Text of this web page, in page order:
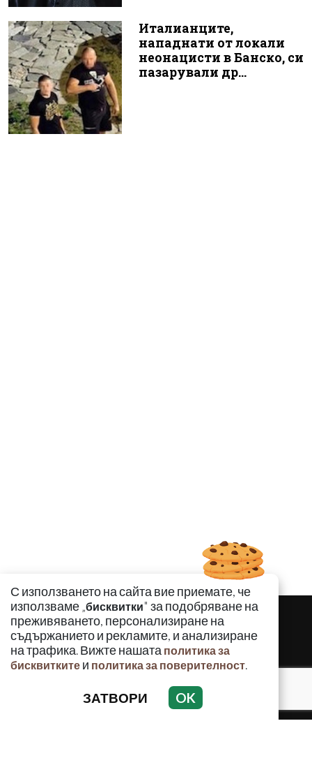
Италианците,
нападнати от локали
неонацисти в Банско, си
пазарували др...
С използването на сайта вие приемате, че
използваме „бисквитки" за подобряване на
преживяването, персонализиране на
съдържанието и рекламите, и анализиране
на трафика. Вижте нашата политика за
бисквитките и политика за поверителност.
ЗАТВОРИ OK